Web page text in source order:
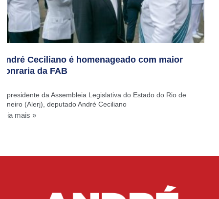
André Ceciliano é homenageado com maior
honraria da FAB
O presidente da Assembleia Legislativa do Estado do Rio de
Janeiro (Alerj), deputado André Ceciliano
Leia mais »